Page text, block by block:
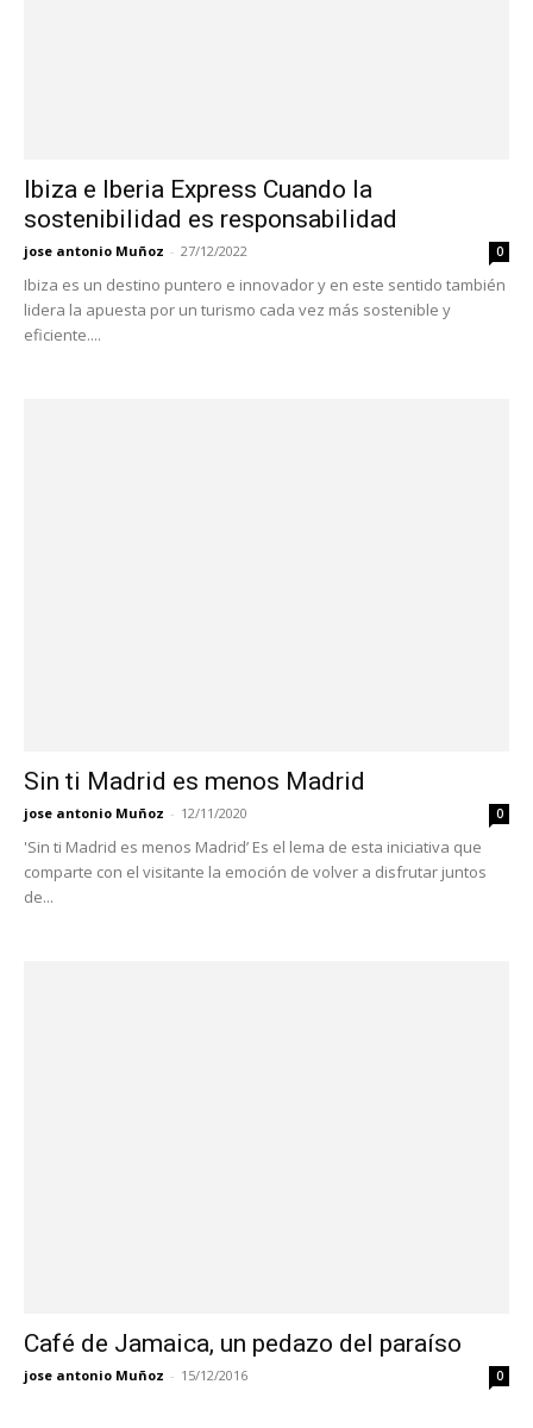
Ibiza e Iberia Express Cuando la
sostenibilidad es responsabilidad
jose antonio Muñoz - 27/12/2022 0
Ibiza es un destino puntero e innovador y en este sentido también
lidera la apuesta por un turismo cada vez más sostenible y
eficiente....
Sin ti Madrid es menos Madrid
jose antonio Muñoz - 12/11/2020 0
'Sin ti Madrid es menos Madrid’ Es el lema de esta iniciativa que
comparte con el visitante la emoción de volver a disfrutar juntos
de...
Café de Jamaica, un pedazo del paraíso
jose antonio Muñoz - 15/12/2016 0